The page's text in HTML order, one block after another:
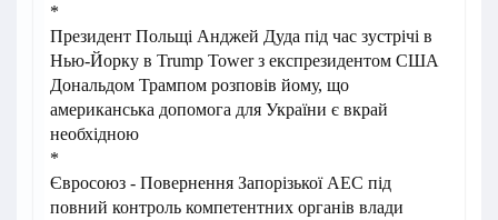
*
Президент Польщі Анджей Дуда під час зустрічі в
Нью-Йорку в Trump Tower з експрезидентом США
Дональдом Трампом розповів йому, що
американська допомога для України є вкрай
необхідною
*
Євросоюз - Повернення Запорізької АЕС під
повний контроль компетентних органів влади